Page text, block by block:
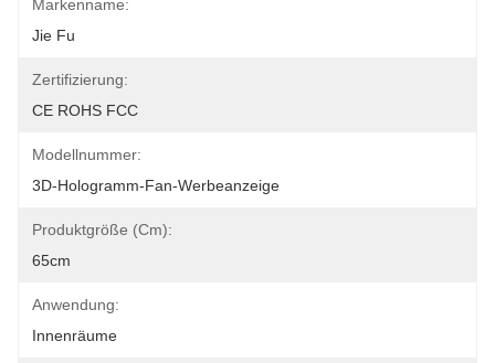
Markenname:
Jie Fu
Zertifizierung:
CE ROHS FCC
Modellnummer:
3D-Hologramm-Fan-Werbeanzeige
Produktgröße (cm):
65cm
Anwendung:
Innenräume